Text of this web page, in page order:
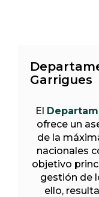
Garrigues
El
ofrece un
de la
nacionales
objetivo
gestión de
ello,